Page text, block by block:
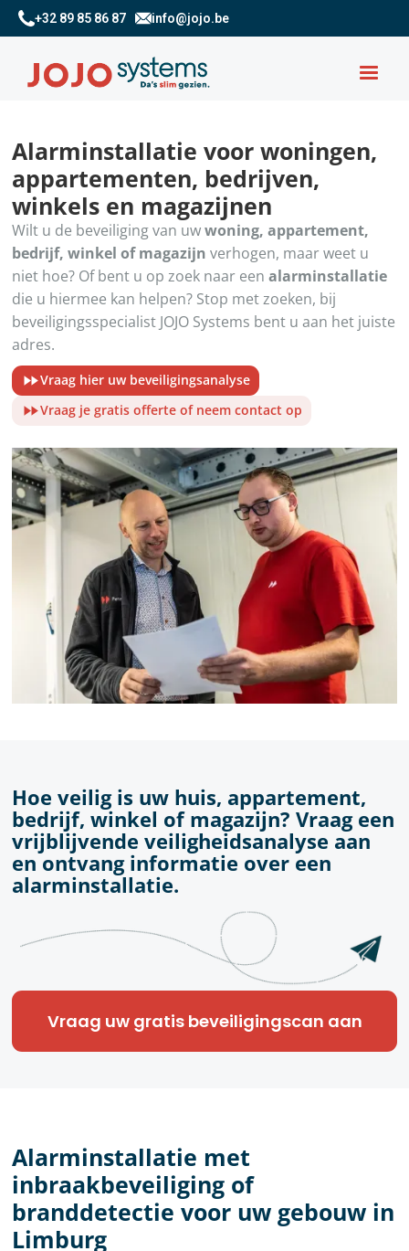
+32 89 85 86 87 info@jojo.be
Alarminstallatie voor woningen,
appartementen, bedrijven,
winkels en magazijnen
Wilt u de beveiliging van uwwoning, appartement,
bedrijf, winkel of magazijn verhogen, maar weet u
niet hoe? Of bent u op zoek naar eenalarminstallatie
die u hiermee kan helpen? Stop met zoeken, bij
beveiligingsspecialist JOJO Systems bent u aan het juiste
adres.
Vraag hier uw beveiligingsanalyse
Vraag je gratis offerte of neem contact op
Hoe veilig is uw huis, appartement,
bedrijf, winkel of magazijn? Vraag een
vrijblijvende veiligheidsanalyse aan
en ontvang informatie over een
alarminstallatie.
Vraag uw gratis beveiligingscan aan
Alarminstallatie met
inbraakbeveiliging of
branddetectie voor uw gebouw in
Limburg